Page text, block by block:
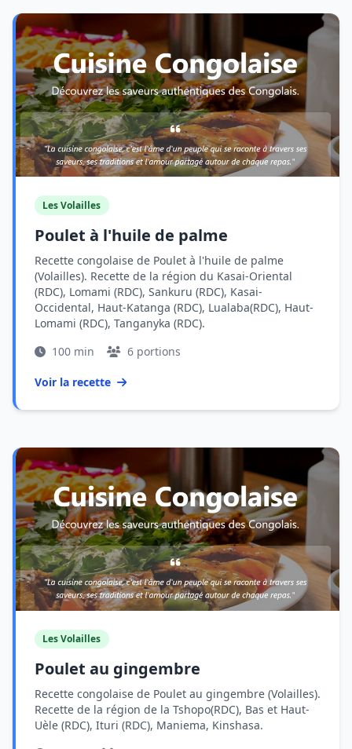
Les Volailles
Poulet à l'huile de palme
Recette congolaise de Poulet à l'huile de palme
(Volailles). Recette de la région du Kasai-Oriental
(RDC), Lomami (RDC), Sankuru (RDC), Kasai-
Occidental, Haut-Katanga (RDC), Lualaba(RDC), Haut-
Lomami (RDC), Tanganyka (RDC).
100 min
6 portions
Voir la recette
Les Volailles
Poulet au gingembre
Recette congolaise de Poulet au gingembre (Volailles).
Recette de la région de la Tshopo(RDC), Bas et Haut-
Uèle (RDC), Ituri (RDC), Maniema, Kinshasa.